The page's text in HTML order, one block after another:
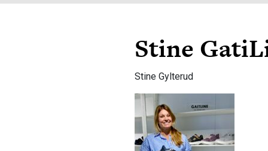
Stine
Stine Gylterud